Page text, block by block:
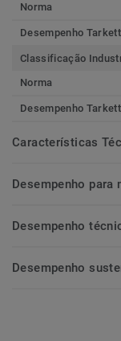
Norma
Desempenho Tarkett
Classificação
Norma
Desempenho Tarkett
Características
Desempenho para
Desempenho
Desempenho